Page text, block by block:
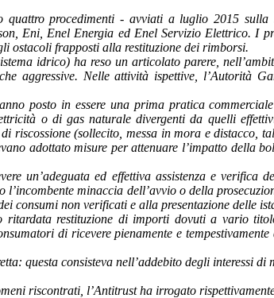
procedimenti - avviati a luglio 2015
Eni, Enel Energia ed Enel Servizio Elettrico. I
ostacoli frapposti alla restituzione dei rimborsi.
idrico) ha reso un articolato parere,
aggressive. Nelle attività ispettive, l’Autorità
posto in essere una prima pratica
o di gas naturale divergenti da quelli
(sollecito, messa in mora e distacco,
adottato misure per attenuare l’impatto della
un’adeguata ed effettiva assistenza e verifica
minaccia dell’avvio o della
consumi non verificati e alla presentazione delle
ritardata restituzione di importi dovuti a vario
di ricevere pienamente e
questa consisteva nell’addebito degli interessi
riscontrati, l’Antitrust ha irrogato